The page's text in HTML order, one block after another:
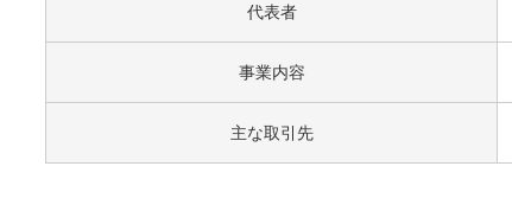
代表者
事業内容
主な取引先